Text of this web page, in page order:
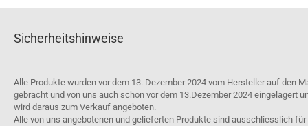
Sicherheitshinweise
Alle Produkte wurden vor dem 13. Dezember 2024 vom Hersteller auf den
gebracht und von uns auch schon vor dem 13.Dezember 2024 eingelagert
wird daraus zum Verkauf angeboten.
Alle von uns angebotenen und gelieferten Produkte sind ausschliesslich für